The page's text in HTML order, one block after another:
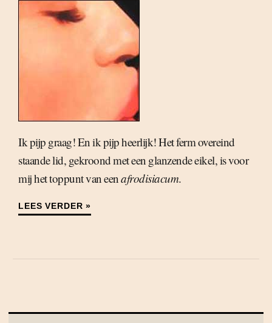
Ik pijp graag! En ik pijp heerlijk! Het ferm overeind
staande lid, gekroond met een glanzende eikel, is voor
mij het toppunt van eenafrodisiacum.
LEES VERDER »